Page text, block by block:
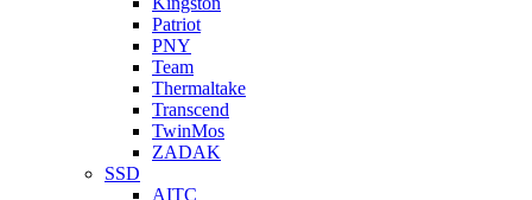
Patriot
PNY
Team
Thermaltake
Transcend
TwinMos
ZADAK
SSD
AITC